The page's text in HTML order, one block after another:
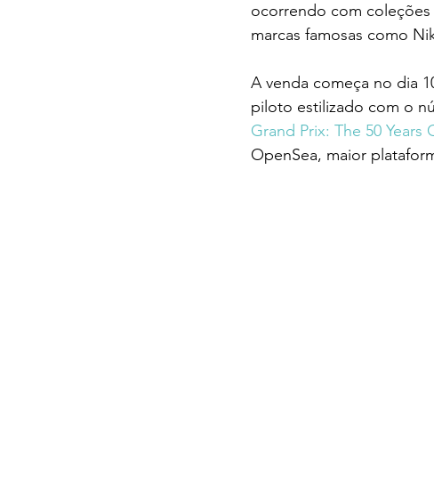
ocorrendo com
marcas famosas como
A venda começa no dia
piloto estilizado com o
Grand Prix: The 50
OpenSea, maior